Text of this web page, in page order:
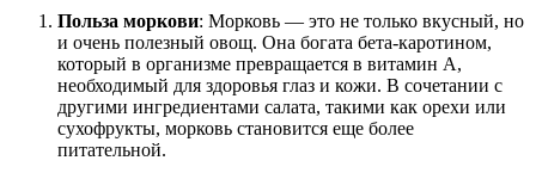
Польза моркови: Морковь — это не только вкусный, но
и очень полезный овощ. Она богата бета-каротином,
который в организме превращается в витамин А,
необходимый для здоровья глаз и кожи. В сочетании с
другими ингредиентами салата, такими как орехи или
сухофрукты, морковь становится еще более
питательной.